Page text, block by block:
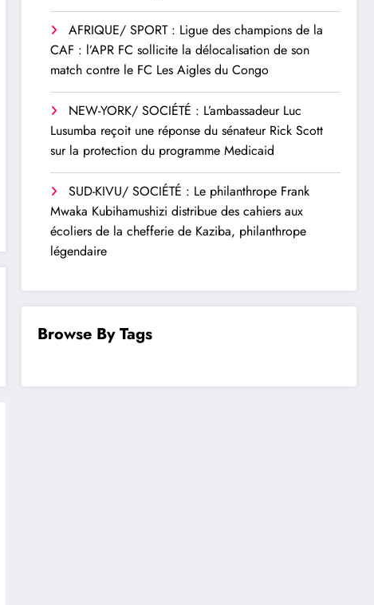
AFRIQUE/ SPORT : Ligue des champions de la
CAF : l’APR FC sollicite la délocalisation de son
match contre le FC Les Aigles du Congo
NEW-YORK/ SOCIÉTÉ : L’ambassadeur Luc
Lusumba reçoit une réponse du sénateur Rick Scott
sur la protection du programme Medicaid
SUD-KIVU/ SOCIÉTÉ : Le philanthrope Frank
Mwaka Kubihamushizi distribue des cahiers aux
écoliers de la chefferie de Kaziba, philanthrope
légendaire
Browse By Tags